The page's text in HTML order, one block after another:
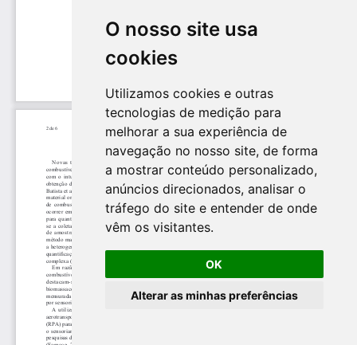
O nosso site usa
cookies
Utilizamos cookies e outras
tecnologias de medição para
melhorar a sua experiência de
navegação no nosso site, de forma
a mostrar conteúdo personalizado,
anúncios direcionados, analisar o
tráfego do site e entender de onde
vêm os visitantes.
OK
Alterar as minhas preferências